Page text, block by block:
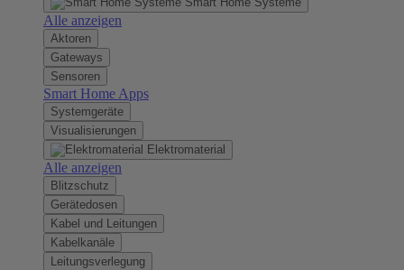
Alle anzeigen
Aktoren
Gateways
Sensoren
Smart Home Apps
Systemgeräte
Visualisierungen
Elektromaterial
Alle anzeigen
Blitzschutz
Gerätedosen
Kabel und Leitungen
Kabelkanäle
Leitungsverlegung